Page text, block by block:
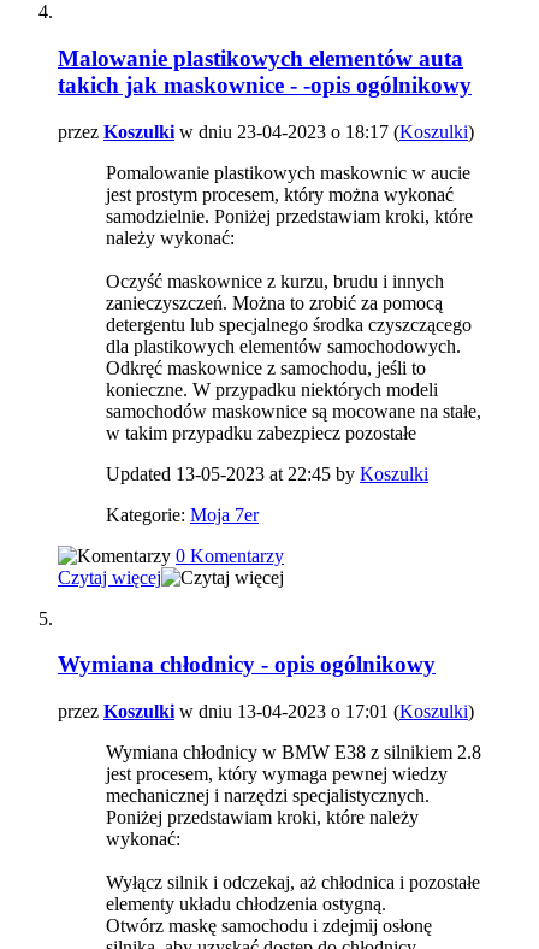
Malowanie plastikowych elementów auta
takich jak maskownice - -opis ogólnikowy
przez Koszulki w dniu 23-04-2023 o 18:17 (Koszulki)
Pomalowanie plastikowych maskownic w aucie
jest prostym procesem, który można wykonać
samodzielnie. Poniżej przedstawiam kroki, które
należy wykonać:
Oczyść maskownice z kurzu, brudu i innych
zanieczyszczeń. Można to zrobić za pomocą
detergentu lub specjalnego środka czyszczącego
dla plastikowych elementów samochodowych.
Odkręć maskownice z samochodu, jeśli to
konieczne. W przypadku niektórych modeli
samochodów maskownice są mocowane na stałe,
w takim przypadku zabezpiecz pozostałe
Updated 13-05-2023 at 22:45 by Koszulki
Kategorie: Moja 7er
0 Komentarzy
Czytaj więcej
Wymiana chłodnicy - opis ogólnikowy
przez Koszulki w dniu 13-04-2023 o 17:01 (Koszulki)
Wymiana chłodnicy w BMW E38 z silnikiem 2.8
jest procesem, który wymaga pewnej wiedzy
mechanicznej i narzędzi specjalistycznych.
Poniżej przedstawiam kroki, które należy
wykonać:
Wyłącz silnik i odczekaj, aż chłodnica i pozostałe
elementy układu chłodzenia ostygną.
Otwórz maskę samochodu i zdejmij osłonę